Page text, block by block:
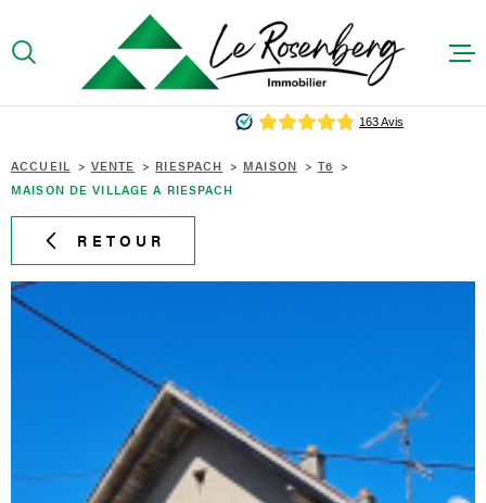
lamenu
contenu
ACCUEIL VENTE RIESPACH MAISON
T6
MAISON DE VILLAGE A RIESPACH
RETOUR